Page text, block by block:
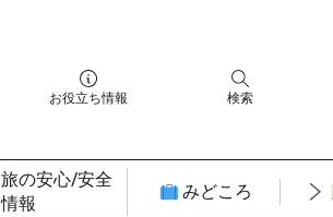
お役立ち情報 検索
旅の安心/安全
情報
みどころ